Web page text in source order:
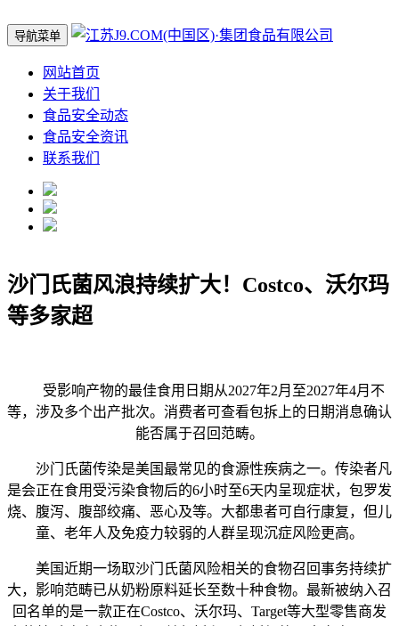
导航菜单
网站首页
关于我们
食品安全动态
食品安全资讯
联系我们
沙门氏菌风浪持续扩大！Costco、沃尔玛
等多家超
受影响产物的最佳食用日期从2027年2月至2027年4月不
等，涉及多个出产批次。消费者可查看包拆上的日期消息确认
能否属于召回范畴。
沙门氏菌传染是美国最常见的食源性疾病之一。传染者凡
是会正在食用受污染食物后的6小时至6天内呈现症状，包罗发
烧、腹泻、腹部绞痛、恶心及等。大都患者可自行康复，但儿
童、老年人及免疫力较弱的人群呈现沉症风险更高。
美国近期一场取沙门氏菌风险相关的食物召回事务持续扩
大，影响范畴已从奶粉原料延长至数十种食物。最新被纳入召
回名单的是一款正在Costco、沃尔玛、Target等大型零售商发